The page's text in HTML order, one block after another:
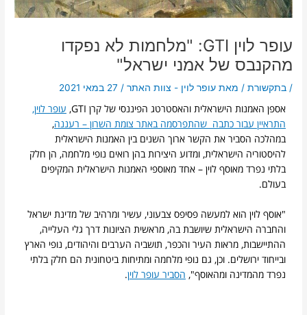
עופר לוין GTI: "מלחמות לא נפקדו
מהקנבס של אמני ישראל"
/בתקשורת / מאתעופר לוין - צוות האתר/ 27 במאי 2021
אספן האמנות הישראלית והאסטרטג הפיננסי של קרן GTI,
עופר לוין,
התראיין עבור כתבה שהתפרסמה באתר צומת השרון – רעננה,
במהלכה הסביר את הקשר ארוך השנים בין האמנות הישראלית
להיסטוריה הישראלית, ומדוע היצירות בהן רואים נופי מלחמה, הן חלק
בלתי נפרד מאוסף לוין – אחד מאוספי האמנות הישראלית המקיפים
בעולם.
"אוסף לוין הוא למעשה פסיפס צבעוני, עשיר ומרהיב של מדינת ישראל
והחברה הישראלית שיושבת בה, מראשית הציונות דרך גלי העלייה,
ההתיישבות, מראות העיר והכפר, תושביה הערבים והיהודים, נופי הארץ
ובייחוד ירושלים. וכן, גם נופי מלחמה ומתיחות ביטחונית הם חלק בלתי
נפרד מהמדינה ומהאוסף", הסביר עופר לוין.